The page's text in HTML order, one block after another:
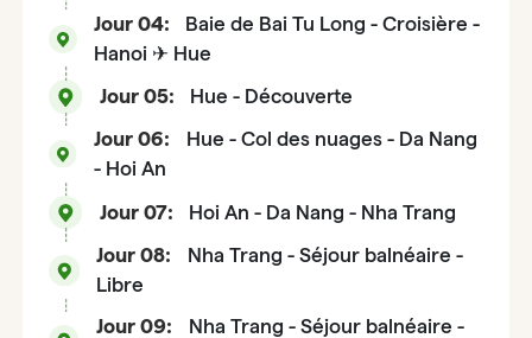
Jour 04:
Baie de Bai Tu Long - Croisière -
Hanoi ✈ Hue
Jour 05: Hue - Découverte
Jour 06:
Hue - Col des nuages - Da Nang
- Hoi An
Jour 07: Hoi An - Da Nang - Nha Trang
Jour 08:
Nha Trang - Séjour balnéaire -
Libre
Jour 09:
Nha Trang - Séjour balnéaire -